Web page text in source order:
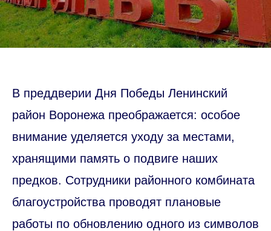
В преддверии Дня Победы Ленинский
район Воронежа преображается: особое
внимание уделяется уходу за местами,
хранящими память о подвиге наших
предков. Сотрудники районного комбината
благоустройства проводят плановые
работы по обновлению одного из символов